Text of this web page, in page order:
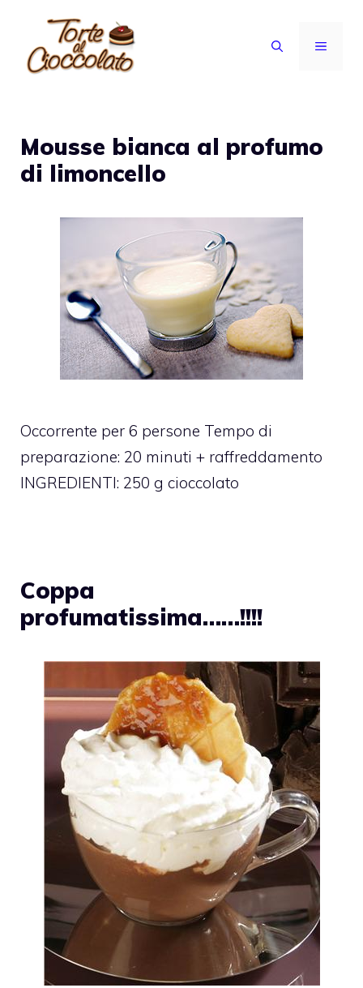
contenuto
MENU
Mousse bianca al profumo
di limoncello
Occorrente per 6 persone Tempo di
preparazione: 20 minuti + raffreddamento
INGREDIENTI: 250 g cioccolato
Coppa
profumatissima……!!!!